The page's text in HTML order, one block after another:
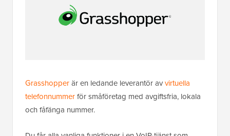
Grasshopperär en ledande leverantör avvirtuella
telefonnummerför småföretag med avgiftsfria, lokala
och fåfänga nummer.